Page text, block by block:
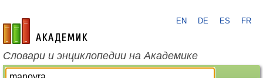
academic.ru
EN DE ES FR
Словари и энциклопедии на Академике